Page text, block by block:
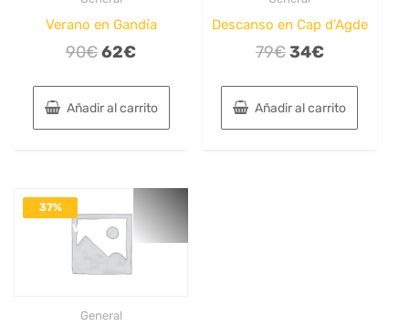
Verano en Gandía
90€El
original
era:
62€El
actual
es:
Añadir al carrito
Descanso en Cap d’Agde
79€El
original
era:
34€El
actual
es:
Añadir al carrito
37%
DESACTIVADO
General